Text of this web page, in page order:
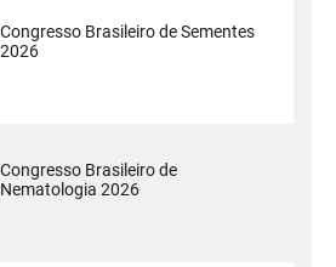
Congresso Brasileiro de Sementes
2026
Congresso Brasileiro de
Nematologia 2026